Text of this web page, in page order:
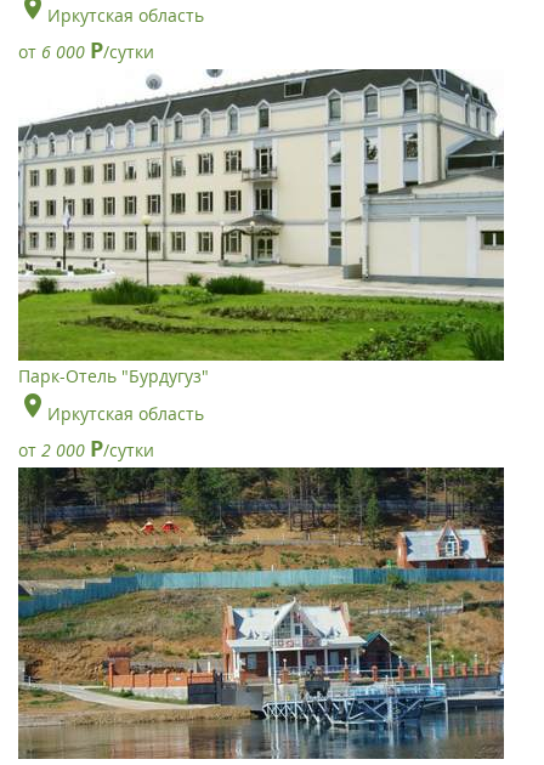
Иркутская область
от 6 000 Р/сутки
Парк-Отель "Бурдугуз"
Иркутская область
от 2 000 Р/сутки